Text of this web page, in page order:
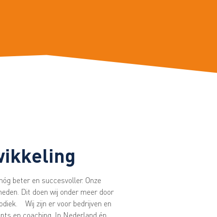
beter en succesvoller. Onze
Dit doen wij onder meer door
Wij zijn er voor bedrijven en
en coaching. In Nederland én